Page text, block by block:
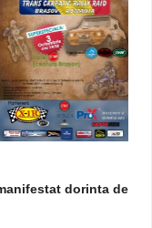
dorinta de